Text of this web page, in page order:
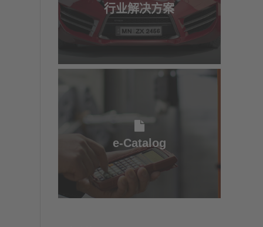
行业解决方案
e-Catalog
电子目录